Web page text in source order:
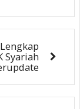
Syariah